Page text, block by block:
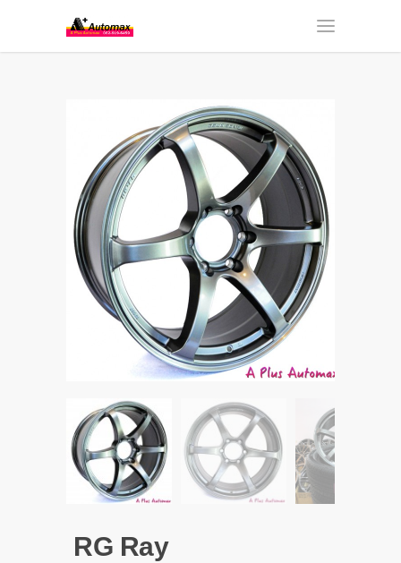
RG Ray